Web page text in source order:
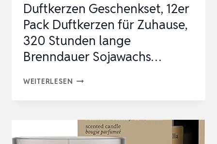
Duftkerzen Geschenkset, 12er
Pack Duftkerzen für Zuhause,
320 Stunden lange
Brenndauer Sojawachs…
WEITERLESEN DUFTKERZEN
PACK
DUFTKERZEN